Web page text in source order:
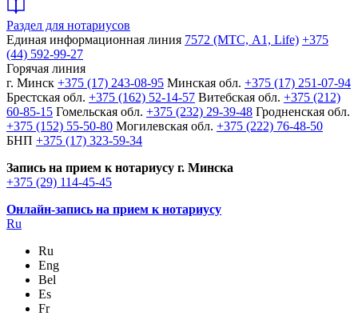
Раздел для нотариусов
Единая информационная линия 7572 (МТС, A1, Life) +375
(44) 592-99-27
Горячая линия
г. Минск +375 (17) 243-08-95 Минская обл. +375 (17) 251-07-94
Брестская обл. +375 (162) 52-14-57 Витебская обл. +375 (212)
60-85-15 Гомельская обл. +375 (232) 29-39-48 Гродненская обл.
+375 (152) 55-50-80 Могилевская обл. +375 (222) 76-48-50
БНП +375 (17) 323-59-34
Запись на прием к нотариусу г. Минска
+375 (29) 114-45-45
Онлайн-запись на прием к нотариусу
Ru
Ru
Eng
Bel
Es
Fr